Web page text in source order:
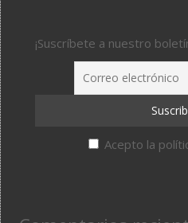
¡Suscríbete a nuestro
Acepto la